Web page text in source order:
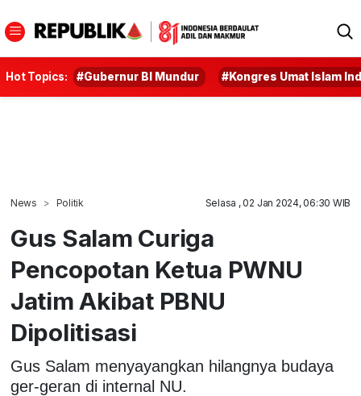
Hot Topics: #Gubernur BI Mundur #Kongres Umat Islam
News Politik Selasa , 02 Jan 2024, 06:30 WIB
Gus Salam Curiga
Pencopotan Ketua PWNU
Jatim Akibat PBNU
Dipolitisasi
Gus Salam menyayangkan hilangnya budaya
ger-geran di internal NU.